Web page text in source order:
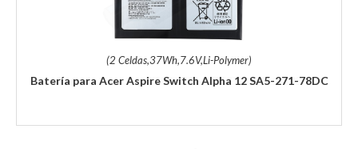
(2 Celdas,37Wh,7.6V,Li-Polymer)
Batería para Acer Aspire Switch Alpha 12 SA5-271-78DC